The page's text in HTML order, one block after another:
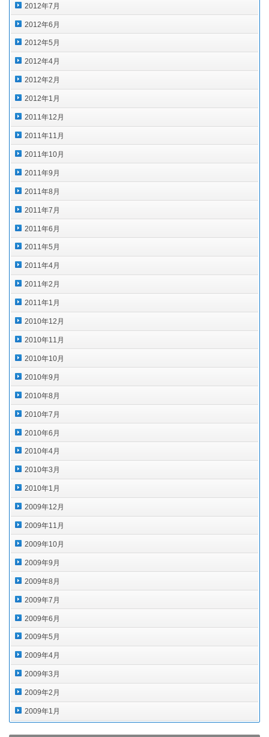
2012年7月
2012年6月
2012年5月
2012年4月
2012年2月
2012年1月
2011年12月
2011年11月
2011年10月
2011年9月
2011年8月
2011年7月
2011年6月
2011年5月
2011年4月
2011年2月
2011年1月
2010年12月
2010年11月
2010年10月
2010年9月
2010年8月
2010年7月
2010年6月
2010年4月
2010年3月
2010年1月
2009年12月
2009年11月
2009年10月
2009年9月
2009年8月
2009年7月
2009年6月
2009年5月
2009年4月
2009年3月
2009年2月
2009年1月